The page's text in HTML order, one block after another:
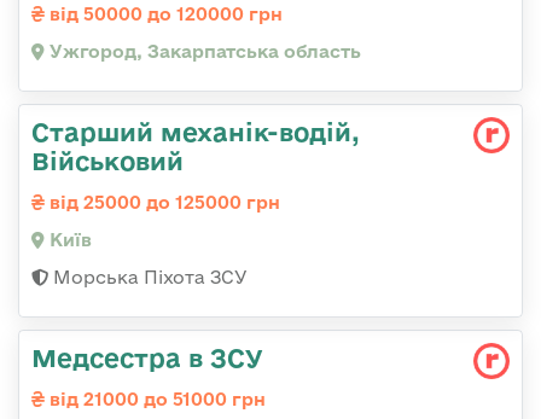
від 50000 до 120000 грн
Ужгород, Закарпатська область
Старший механік-водій,
Військовий
від 25000 до 125000 грн
Київ
Морська Піхота ЗСУ
Медсестра в ЗСУ
від 21000 до 51000 грн